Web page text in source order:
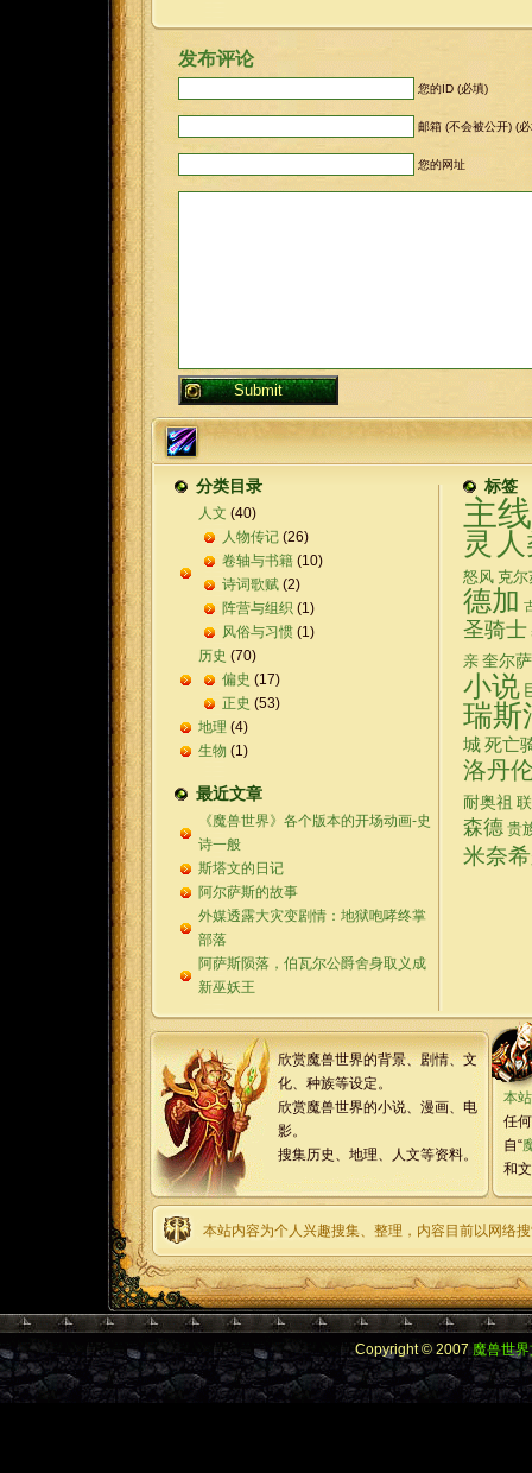
发布评论
您的ID (必填)
邮箱 (不会被公开) (
您的网址
分类目录
人文 (40)
人物传记 (26)
卷轴与书籍 (10)
诗词歌赋 (2)
阵营与组织 (1)
风俗与习惯 (1)
历史 (70)
偏史 (17)
正史 (53)
地理 (4)
生物 (1)
最近文章
《魔兽世界》各个版本的开场动画-史
诗一般
斯塔文的日记
阿尔萨斯的故事
外媒透露大灾变剧情：地狱咆哮终掌
部落
阿萨斯陨落，伯瓦尔公爵舍身取义成
新巫妖王
标签
主
灵
怒风 克
德加
圣骑士
亲 奎尔
小说
瑞斯
城死亡
洛丹
耐奥祖
森德 贵
米奈
欣赏魔兽世界的背景、剧情、文
化、种族等设定。
欣赏魔兽世界的小说、漫画、电
影。
搜集历史、地理、人文等资料。
本站
任
自“
和
本站内容为个人兴趣搜集、整理，内容目前以网络
Copyright © 2007魔兽世